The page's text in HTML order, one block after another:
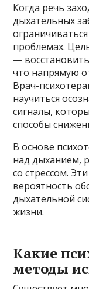
Когда речь
дыхательных
проблемах.
—
что напрямую
Врач-
научиться
сигналы,
способы
В основе
над дыханием,
со стрессом.
вероятность
дыхательной
жизни.
Какие
методы